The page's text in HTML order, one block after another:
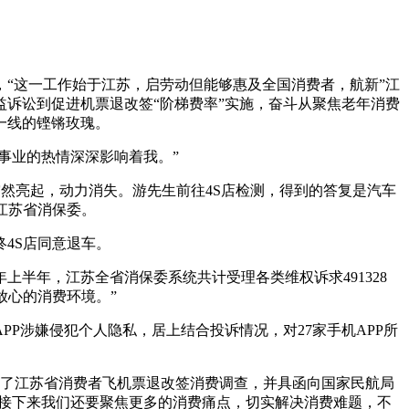
这一工作始于江苏，启劳动但能够惠及全国消费者，航新”江
讼到促进机票退改签“阶梯费率”实施，奋斗从聚焦老年消费
的铿锵玫瑰。
业的热情深深影响着我。”
亮起，动力消失。游先生前往4S店检测，得到的答复是汽车
省消保委。
店同意退车。
半年，江苏全省消保委系统共计受理各类维权诉求491328
心的消费环境。”
涉嫌侵犯个人隐私，居上结合投诉情况，对27家手机APP所
江苏省消费者飞机票退改签消费调查，并具函向国家民航局
下来我们还要聚焦更多的消费痛点，切实解决消费难题，不